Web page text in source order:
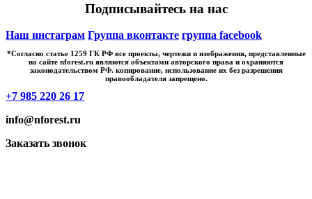
Подписывайтесь на нас
Наш инстаграм Группа вконтакте группа facebook
*Cогласно статье 1259 ГК РФ все проекты, чертежи и изображения, представленные
на сайте nforest.ru являются объектами авторского права и охраняются
законодательством РФ. копирование, использование их без разрешения
правообладателя запрещено.
+7 985 220 26 17
info@nforest.ru
Заказать звонок